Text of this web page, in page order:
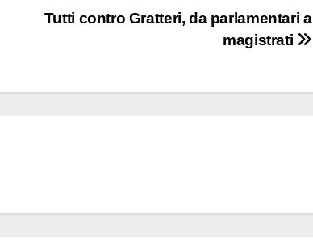
Tutti contro Gratteri, da parlamentari a
magistrati